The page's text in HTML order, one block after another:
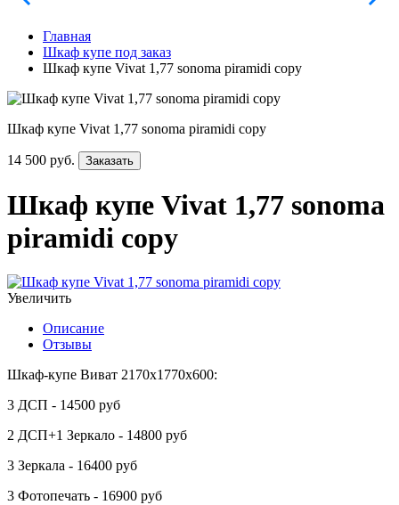
Главная
Шкаф купе под заказ
Шкаф купе Vivat 1,77 sonoma piramidi copy
Шкаф купе Vivat 1,77 sonoma piramidi copy
14 500 руб. Заказать
Шкаф купе Vivat 1,77 sonoma
piramidi copy
Увеличить
Описание
Отзывы
Шкаф-купе Виват 2170х1770х600:
3 ДСП - 14500 руб
2 ДСП+1 Зеркало - 14800 руб
3 Зеркала - 16400 руб
3 Фотопечать - 16900 руб